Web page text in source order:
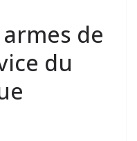
armes de
du